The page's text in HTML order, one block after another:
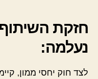
חזקת
נעלמה:
לצד חוק יחסי ממון,